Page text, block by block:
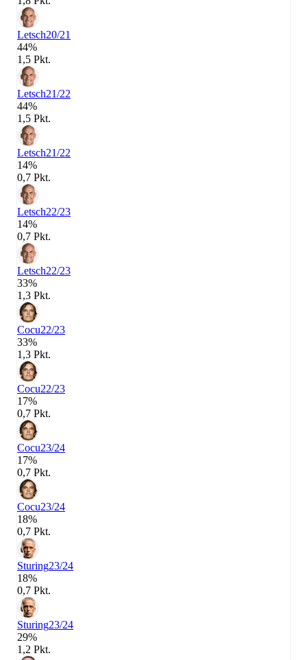
Letsch20/21
44%
1,5 Pkt.
Letsch21/22
44%
1,5 Pkt.
Letsch21/22
14%
0,7 Pkt.
Letsch22/23
14%
0,7 Pkt.
Letsch22/23
33%
1,3 Pkt.
Cocu22/23
33%
1,3 Pkt.
Cocu22/23
17%
0,7 Pkt.
Cocu23/24
17%
0,7 Pkt.
Cocu23/24
18%
0,7 Pkt.
Sturing23/24
18%
0,7 Pkt.
Sturing23/24
29%
1,2 Pkt.